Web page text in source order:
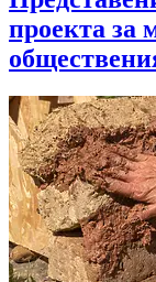
проекта за